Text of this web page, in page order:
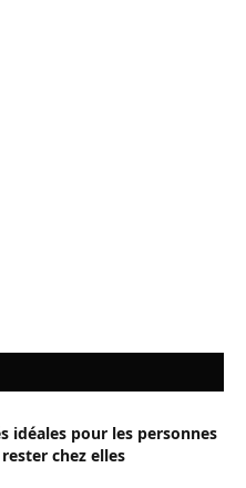
idéales pour les personnes
chez elles